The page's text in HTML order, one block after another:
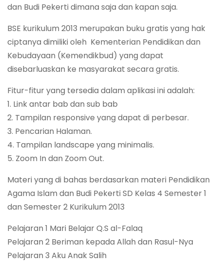
dan Budi Pekerti dimana saja dan kapan saja.
BSE kurikulum 2013 merupakan buku gratis yang hak
ciptanya dimiliki oleh Kementerian Pendidikan dan
Kebudayaan (Kemendikbud) yang dapat
disebarluaskan ke masyarakat secara gratis.
Fitur-fitur yang tersedia dalam aplikasi ini adalah:
1. Link antar bab dan sub bab
2. Tampilan responsive yang dapat di perbesar.
3. Pencarian Halaman.
4. Tampilan landscape yang minimalis.
5. Zoom In dan Zoom Out.
Materi yang di bahas berdasarkan materi Pendidikan
Agama Islam dan Budi Pekerti SD Kelas 4 Semester 1
dan Semester 2 Kurikulum 2013
Pelajaran 1 Mari Belajar Q.S al-Falaq
Pelajaran 2 Beriman kepada Allah dan Rasul-Nya
Pelajaran 3 Aku Anak Salih